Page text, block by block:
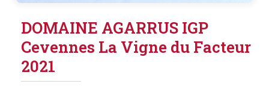
DOMAINE AGARRUS IGP
Cevennes La Vigne du Facteur
2021